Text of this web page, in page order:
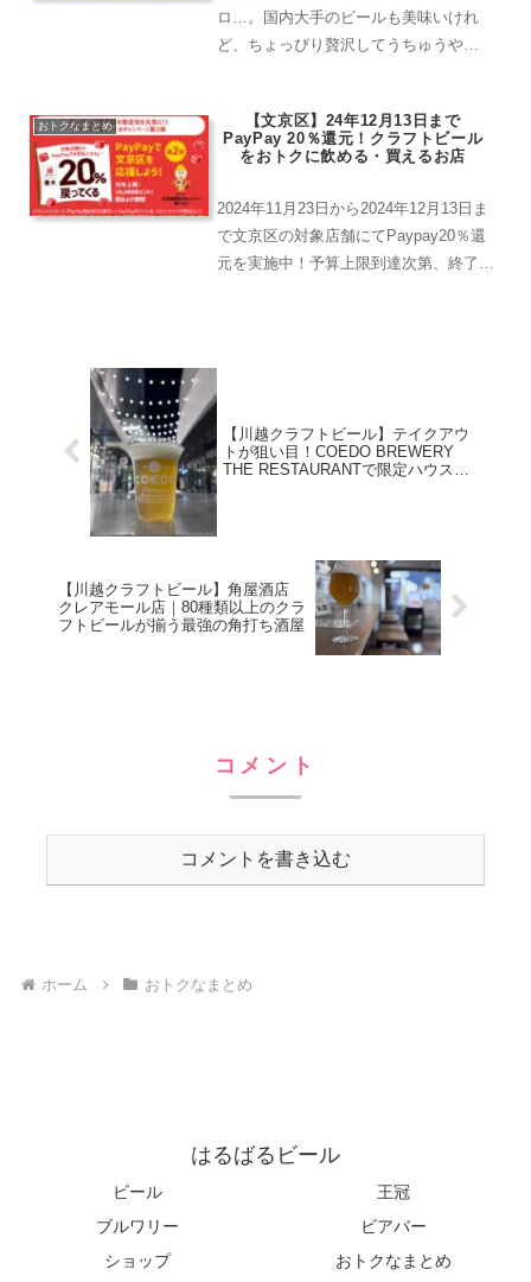
ロ…。国内大手のビールも美味いけれ
ど、ちょっぴり贅沢してうちゅうや
方法をお教えしていきます。ぶっちゃ
け、お教えする方法はビールに限っ...
おトクなまとめ
【文京区】24年12月13日まで
PayPay 20％還元！クラフトビール
をおトクに飲める・買えるお店
2024年11月23日から2024年12月13日ま
で文京区の対象店舗にてPaypay20％還
元を実施中！予算上限到達次第、終了予
いれ...
【川越クラフトビール】テイクアウ
トが狙い目！COEDO BREWERY
THE RESTAURANTで限定ハウスエ
【川越クラフトビール】角屋酒店
クレアモール店｜80種類以上のクラ
フトビールが揃う最強の角打ち酒屋
コメント
コメントを書き込む
ホーム おトクなまとめ
はるばるビール
ビール
王冠
ブルワリー
ビアバー
ショップ
おトクなまとめ